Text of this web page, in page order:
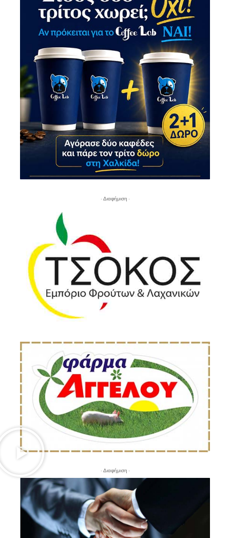
- Διαφήμιση -
- Διαφήμιση -